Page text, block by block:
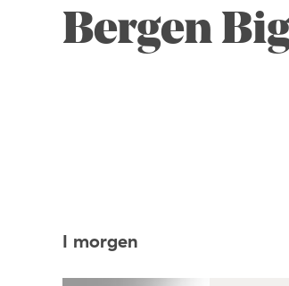
Bergen
I morgen